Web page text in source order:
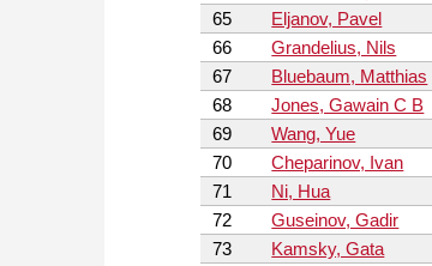
65
Eljanov, Pavel
66
Grandelius, Nils
67
Bluebaum, Matthias
68
Jones, Gawain C B
69
Wang, Yue
70
Cheparinov, Ivan
71
Ni, Hua
72
Guseinov, Gadir
73
Kamsky, Gata